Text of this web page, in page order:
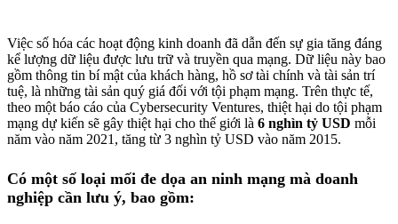
Việc số hóa các hoạt động kinh doanh đã dẫn đến sự gia tăng đáng
kể lượng dữ liệu được lưu trữ và truyền qua mạng. Dữ liệu này bao
gồm thông tin bí mật của khách hàng, hồ sơ tài chính và tài sản trí
tuệ, là những tài sản quý giá đối với tội phạm mạng. Trên thực tế,
theo một báo cáo của Cybersecurity Ventures, thiệt hại do tội phạm
mạng dự kiến sẽ gây thiệt hại cho thế giới là 6 nghìn tỷ USD mỗi
năm vào năm 2021, tăng từ 3 nghìn tỷ USD vào năm 2015.
Có một số loại mối đe dọa an ninh mạng mà doanh
nghiệp cần lưu ý, bao gồm: